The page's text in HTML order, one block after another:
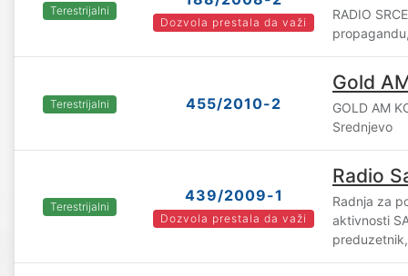
Terestrijalni
Dozvola prestala da važi
RADIO
Terestrijalni 455/2010-2
Gold
GOLD AM
Srednjevo
Terestrijalni
439/2009-1
Dozvola prestala da važi
Radio
Radnja za
aktivnosti